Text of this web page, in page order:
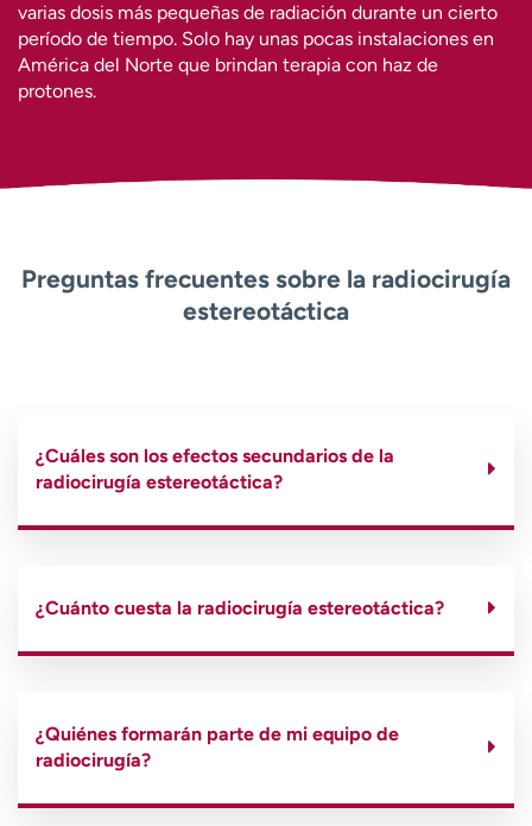
varias dosis más pequeñas de radiación durante un cierto
período de tiempo. Solo hay unas pocas instalaciones en
América del Norte que brindan terapia con haz de
protones.
Preguntas frecuentes sobre la radiocirugía
estereotáctica
¿Cuáles son los efectos secundarios de la
radiocirugía estereotáctica?
¿Cuánto cuesta la radiocirugía estereotáctica?
¿Quiénes formarán parte de mi equipo de
radiocirugía?